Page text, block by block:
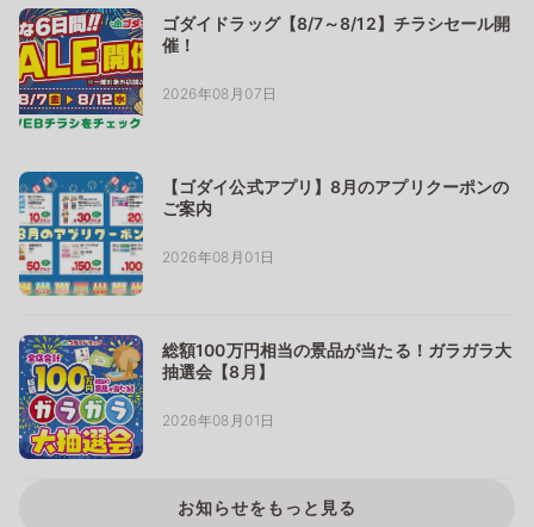
ゴダイドラッグ【8/7～8/12】チラシセール開
催！
2026年08月07日
【ゴダイ公式アプリ】8月のアプリクーポンの
ご案内
2026年08月01日
総額100万円相当の景品が当たる！ガラガラ大
抽選会【8月】
2026年08月01日
お知らせをもっと見る